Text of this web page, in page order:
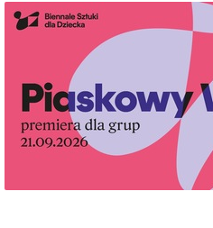
Dziecka